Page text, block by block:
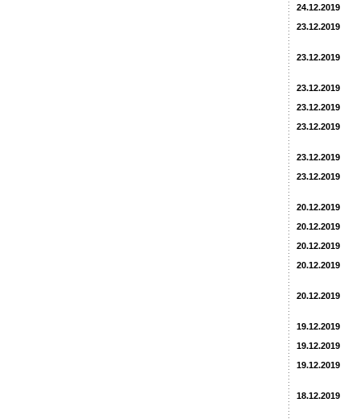
24.12.2019
23.12.2019
23.12.2019
23.12.2019
23.12.2019
23.12.2019
23.12.2019
23.12.2019
20.12.2019
20.12.2019
20.12.2019
20.12.2019
20.12.2019
19.12.2019
19.12.2019
19.12.2019
18.12.2019